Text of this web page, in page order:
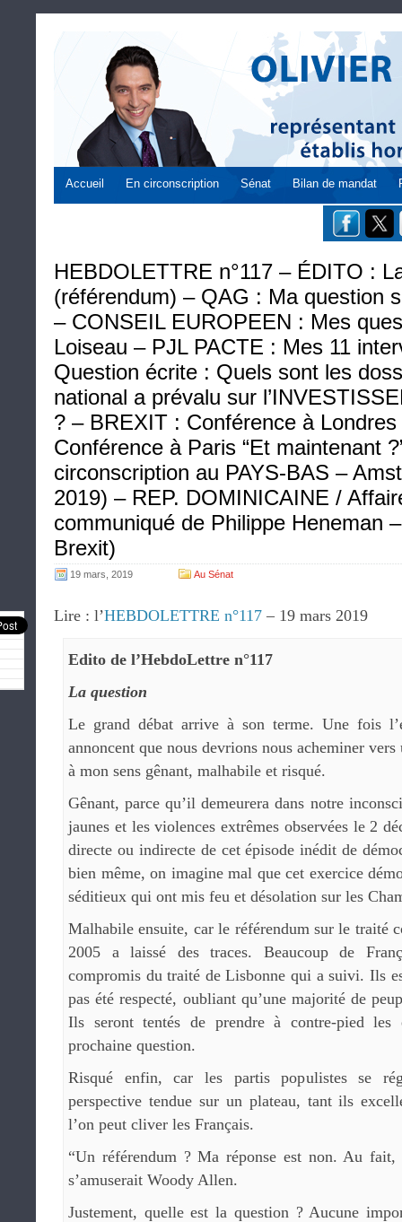
Accueil En circonscription Sénat Bilan de mandat
HEBDOLETTRE n°117 – ÉDITO :
(référendum) – QAG : Ma question
– CONSEIL EUROPEEN : Mes
Loiseau – PJL PACTE : Mes 11
Question écrite : Quels sont les
national a prévalu sur
? – BREXIT : Conférence à Londres
Conférence à Paris “Et maintenant
circonscription au PAYS-BAS –
2019) – REP. DOMINICAINE /
communiqué de Philippe Heneman
Brexit)
19 mars, 2019 Au Sénat
Lire : l’HEBDOLETTRE n°117 – 19 mars 2019
Edito de l’HebdoLettre n°117
La question
Le grand débat arrive à son terme. Une fois
annoncent que nous devrions nous acheminer
à mon sens gênant, malhabile et risqué.
Gênant, parce qu’il demeurera dans notre
jaunes et les violences extrêmes observées le 2
directe ou indirecte de cet épisode inédit de
bien même, on imagine mal que cet exercice
séditieux qui ont mis feu et désolation sur les
Malhabile ensuite, car le référendum sur le traité
2005 a laissé des traces. Beaucoup de
compromis du traité de Lisbonne qui a suivi. Ils
pas été respecté, oubliant qu’une majorité de
Ils seront tentés de prendre à contre-pied
prochaine question.
Risqué enfin, car les partis populistes se
perspective tendue sur un plateau, tant ils
l’on peut cliver les Français.
“Un référendum ? Ma réponse est non. Au
s’amuserait Woody Allen.
Justement, quelle est la question ? Aucune